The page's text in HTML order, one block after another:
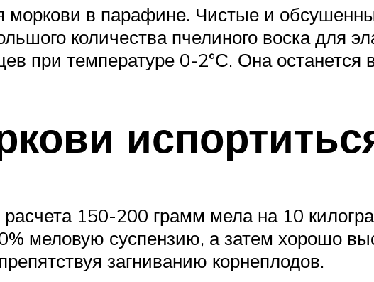
в парафине. Чистые и
количества пчелиного воска для
при температуре 0-2°С. Она останется
150-200 грамм мела на 10
меловую суспензию, а затем хорошо
загниванию корнеплодов.